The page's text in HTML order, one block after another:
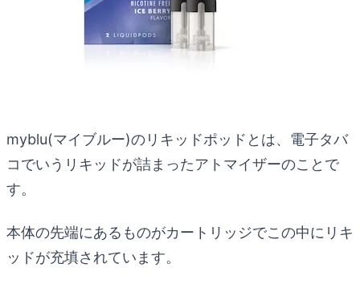
myblu(マイブルー)のリキッドポッドとは、電子タバ
コでいうリキッドが詰まったアトマイザーのことで
す。
本体の先端にあるものがカートリッジでこの中にリキ
ッドが充填されています。